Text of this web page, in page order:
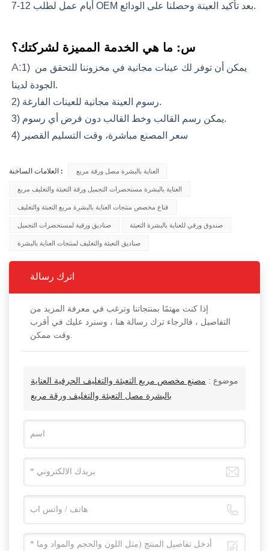
7-12 أيام عمل لطلب OEM بعد تأكيد العينة وحصلنا على الودائع.
س: ما هي الخدمة المميزة لشركتك؟
A:1) يمكن أن توفر لك عينات مجانية في مخزوننا للتحقق من
الجودة لدينا.
2) رسوم العينة مجانية للعينات الفارغة.
3) يمكن رسم القالب وخط القالب دون فرض أي رسوم.
4) سعر المصنع مباشرة، وقت التسليم القصير
العلامات الساخنة : العناية بالبشرة مصل ورقة مربع
العناية بالبشرة مستحضرات التجميل ورقة التعبئة والتغليف مربع
قناع مخصص منتجات العناية بالبشرة مربع التعبئة والتغليف
صناديق ورقية لمستحضرات التجميل صندوق ورقي للعناية بالبشرة التعبئة
صناديق التعبئة والتغليف لمنتجات العناية بالبشرة
اترك رسالة
إذا كنت مهتمًا بمنتجاتنا وترغب في معرفة المزيد من
التفاصيل ، فالرجاء ترك رسالة هنا ، وسنرد عليك في أقرب
موضوع : مصنع مخصص مربع التعبئة والتغليف الحرفية العناية
بالبشرة مصل التعبئة والتغليف ورقة مربع